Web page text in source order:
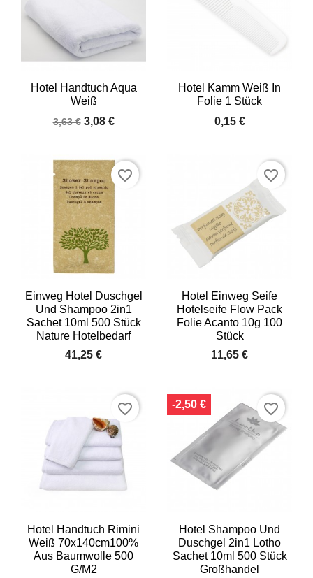
Hotel Handtuch Aqua
Weiß
3,63 € 3,08 €
Hotel Kamm Weiß In
Folie 1 Stück
0,15 €
Einweg Hotel Duschgel
Und Shampoo 2in1
Sachet 10ml 500 Stück
Nature Hotelbedarf
41,25 €
favorite_border
Hotel Einweg Seife
Hotelseife Flow Pack
Folie Acanto 10g 100
Stück
11,65 €
favorite_border
Hotel Handtuch Rimini
Weiß 70x140cm100%
Aus Baumwolle 500
G/m2
favorite_border
Hotel Shampoo Und
Duschgel 2in1 Lotho
Sachet 10ml 500 Stück
Großhandel
-2,50 € favorite_border